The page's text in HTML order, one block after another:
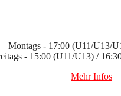
Montags - 17:00 (U11/U13/
- 15:00 (U11/U13) /
Mehr Infos